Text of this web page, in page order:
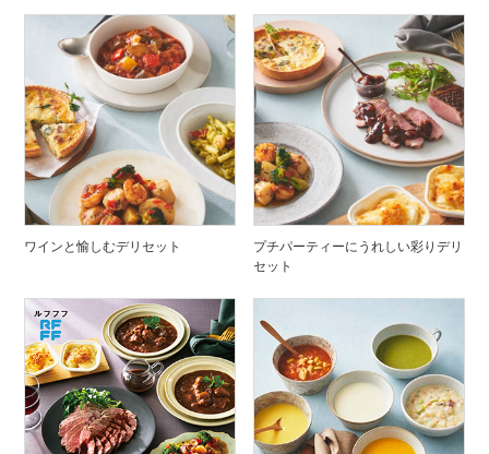
ワインと愉しむデリセット
プチパーティーにうれしい彩りデリ
セット